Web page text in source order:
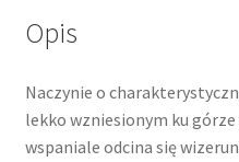
Opis
Naczynie o
lekko wzniesionym ku
wspaniale odcina się